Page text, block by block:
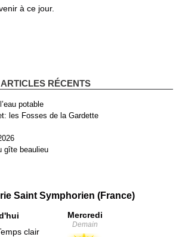
à ce jour.
ARTICLES RÉCENTS
potable
les Fosses de la Gardette
gîte beaulieu
Saint Symphorien (France)
clair
Mercredi
Demain